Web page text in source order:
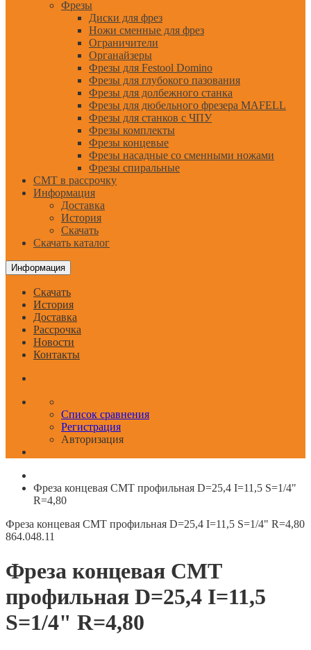
Фрезы
Диски для фрез
Ножи сменные для фрез
Ограничители
Органайзеры
Фрезы для Festool Domino
Фрезы для глубокого пазования
Фрезы для долбежного станка
Фрезы для дюбельного фрезера MAFELL
Фрезы для станков с ЧПУ
Фрезы комплекты
Фрезы концевые
Фрезы насадные со сменными ножами
Фрезы спиральные
CMT в рассрочку
Информация
Доставка
История
Скачать
Скачать каталог
Информация
Скачать
История
Доставка
Рассрочка
Новости
Контакты
Список сравнения
Регистрация
Авторизация
Фреза концевая CMT профильная D=25,4 I=11,5 S=1/4"
R=4,80
Фреза концевая CMT профильная D=25,4 I=11,5 S=1/4" R=4,80
864.048.11
Фреза концевая CMT
профильная D=25,4 I=11,5
S=1/4" R=4,80